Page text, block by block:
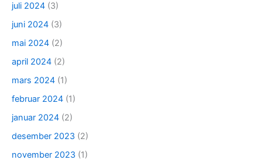
juli 2024 (3)
juni 2024 (3)
mai 2024 (2)
april 2024 (2)
mars 2024 (1)
februar 2024 (1)
januar 2024 (2)
desember 2023 (2)
november 2023 (1)